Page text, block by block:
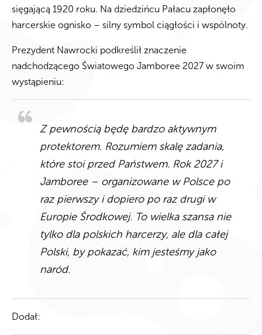
sięgającą 1920 roku. Na dziedzińcu Pałacu zapłonęło
harcerskie ognisko – silny symbol ciągłości i wspólnoty.
Prezydent Nawrocki podkreślił znaczenie
nadchodzącego Światowego Jamboree 2027 w swoim
wystąpieniu:
Z pewnością będę bardzo aktywnym
protektorem. Rozumiem skalę zadania,
które stoi przed Państwem. Rok 2027 i
Jamboree – organizowane w Polsce po
raz pierwszy i dopiero po raz drugi w
Europie Środkowej. To wielka szansa nie
tylko dla polskich harcerzy, ale dla całej
Polski, by pokazać, kim jesteśmy jako
naród.
Dodał: